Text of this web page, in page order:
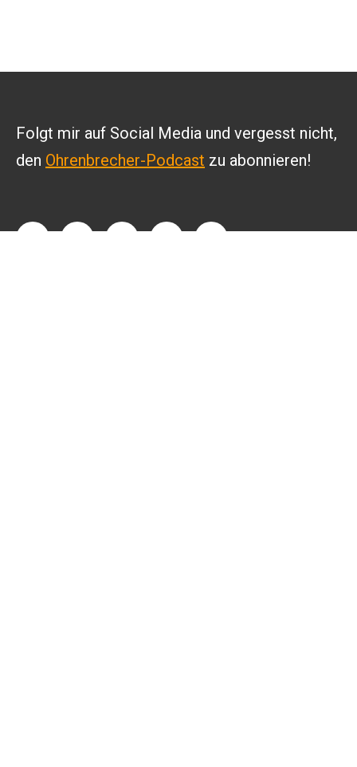
Folgt mir auf Social Media und vergesst nicht,
den Ohrenbrecher-Podcast zu abonnieren!